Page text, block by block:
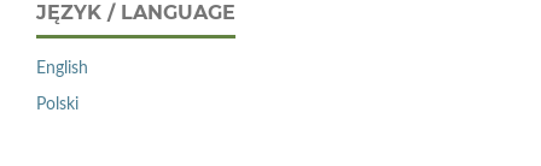
JĘZYK / LANGUAGE
English
Polski